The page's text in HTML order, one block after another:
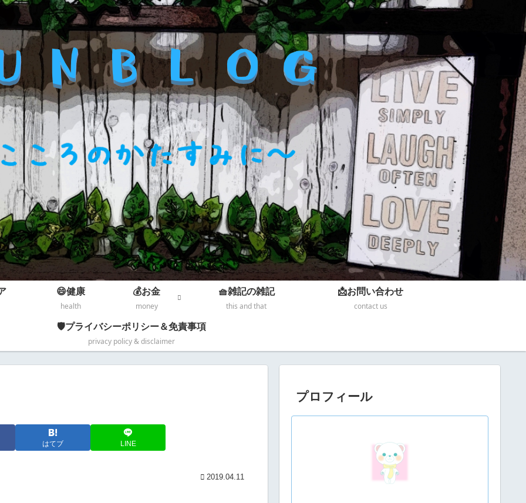
😄健康
health
💰お金
money
🧺雑記の雑記
this and that
📩お問い合わせ
contact us
🛡️プライバシーポリシー＆免責事項
privacy policy & disclaimer
はてブ LINE
2019.04.11
プロフィール